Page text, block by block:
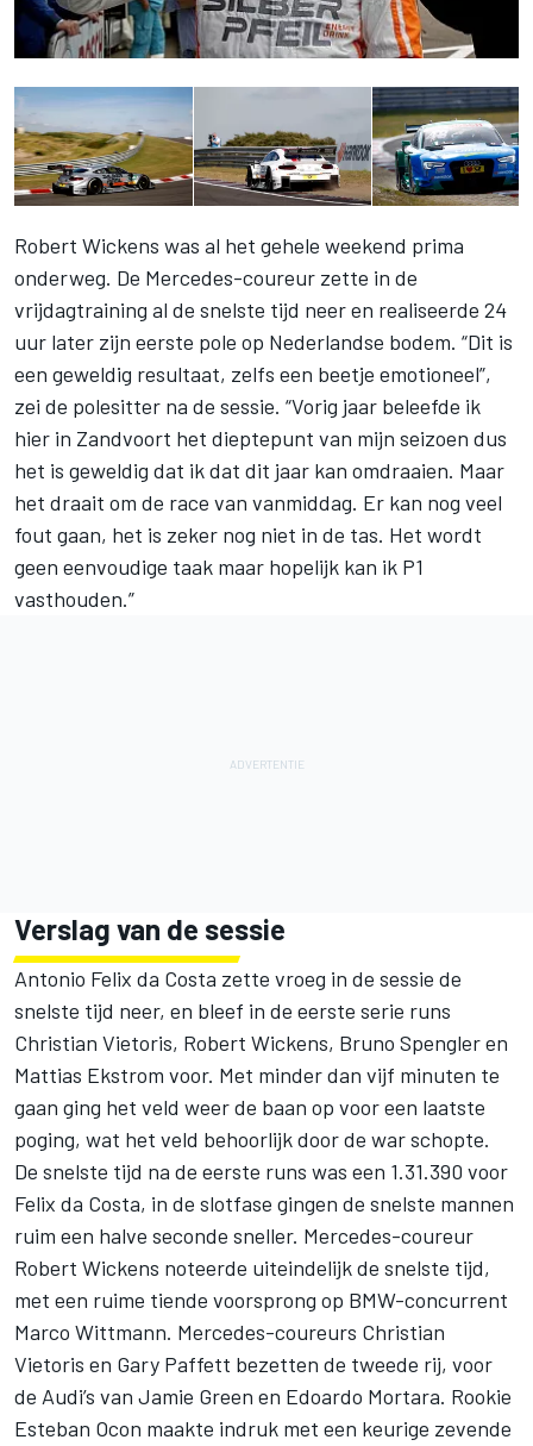
Robert Wickens was al het gehele weekend prima
onderweg. De Mercedes-coureur zette in de
vrijdagtraining al de snelste tijd neer en realiseerde 24
uur later zijn eerste pole op Nederlandse bodem. “Dit is
een geweldig resultaat, zelfs een beetje emotioneel”,
zei de polesitter na de sessie. “Vorig jaar beleefde ik
hier in Zandvoort het dieptepunt van mijn seizoen dus
het is geweldig dat ik dat dit jaar kan omdraaien. Maar
het draait om de race van vanmiddag. Er kan nog veel
fout gaan, het is zeker nog niet in de tas. Het wordt
geen eenvoudige taak maar hopelijk kan ik P1
vasthouden.”
Verslag van de sessie
Antonio Felix da Costa zette vroeg in de sessie de
snelste tijd neer, en bleef in de eerste serie runs
Christian Vietoris, Robert Wickens, Bruno Spengler en
Mattias Ekstrom voor. Met minder dan vijf minuten te
gaan ging het veld weer de baan op voor een laatste
poging, wat het veld behoorlijk door de war schopte.
De snelste tijd na de eerste runs was een 1.31.390 voor
Felix da Costa, in de slotfase gingen de snelste mannen
ruim een halve seconde sneller. Mercedes-coureur
Robert Wickens noteerde uiteindelijk de snelste tijd,
met een ruime tiende voorsprong op BMW-concurrent
Marco Wittmann. Mercedes-coureurs Christian
Vietoris en Gary Paffett bezetten de tweede rij, voor
de Audi’s van Jamie Green en Edoardo Mortara. Rookie
Esteban Ocon maakte indruk met een keurige zevende